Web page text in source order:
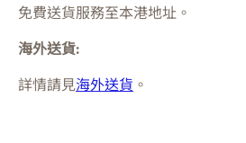
免費送貨服務至本港地址。
海外送貨:
詳情請見海外送貨 。